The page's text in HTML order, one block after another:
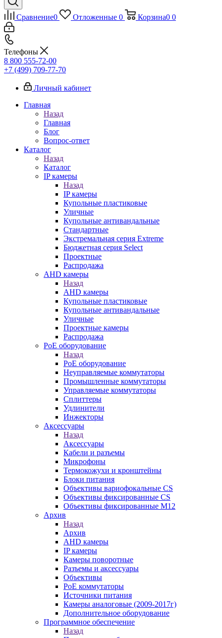
Сравнение0 Отложенные 0 Корзина0 0
Телефоны
8 800 555-72-00
+7 (499) 709-77-70
Личный кабинет
Главная
Назад
Главная
Блог
Вопрос-ответ
Каталог
Назад
Каталог
IP камеры
Назад
IP камеры
Купольные пластиковые
Уличные
Купольные антивандальные
Стандартные
Экстремальная серия Extreme
Бюджетная серия Select
Проектные
Распродажа
AHD камеры
Назад
AHD камеры
Купольные пластиковые
Купольные антивандальные
Уличные
Проектные камеры
Распродажа
PoE оборудование
Назад
PoE оборудование
Неуправляемые коммутаторы
Промышленные коммутаторы
Управляемые коммутаторы
Сплиттеры
Удлинители
Инжекторы
Аксессуары
Назад
Аксессуары
Кабели и разъемы
Микрофоны
Термокожухи и кронштейны
Блоки питания
Объективы вариофокальные CS
Объективы фиксированные CS
Объективы фиксированные М12
Архив
Назад
Архив
AHD камеры
IP камеры
Камеры поворотные
Разъемы и аксессуары
Объективы
PoE коммутаторы
Источники питания
Камеры аналоговые (2009-2017г)
Дополнительное оборудование
Программное обеспечение
Назад